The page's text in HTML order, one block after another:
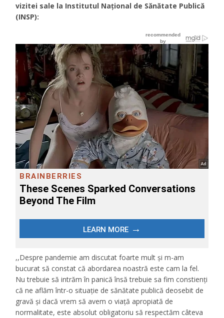
vizitei sale la Institutul Naţional de Sănătate Publică
(INSP):
,,Despre pandemie am discutat foarte mult și m-am
bucurat să constat că abordarea noastră este cam la fel.
Nu trebuie să intrăm în panică însă trebuie sa fim constienți
că ne aflăm într-o situație de sănătate publică deosebit de
gravă și dacă vrem să avem o viață apropiată de
normalitate, este absolut obligatoriu să respectăm câteva